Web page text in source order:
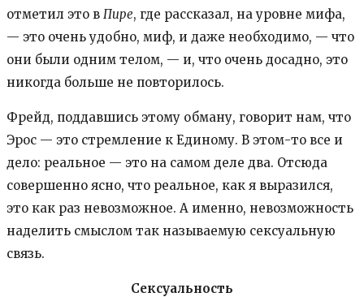
отметил это в Пире, где рассказал, на уровне мифа,
— это очень удобно, миф, и даже необходимо, — что
они были одним телом, — и, что очень досадно, это
никогда больше не повторилось.
Фрейд, поддавшись этому обману, говорит нам, что
Эрос — это стремление к Единому. В этом-то все и
дело: реальное — это на самом деле два. Отсюда
совершенно ясно, что реальное, как я выразился,
это как раз невозможное. А именно, невозможность
наделить смыслом так называемую сексуальную
связь.
Сексуальность